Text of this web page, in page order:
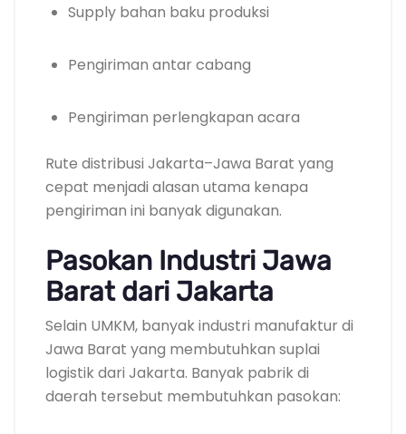
Supply bahan baku produksi
Pengiriman antar cabang
Pengiriman perlengkapan acara
Rute distribusi Jakarta–Jawa Barat yang
cepat menjadi alasan utama kenapa
pengiriman ini banyak digunakan.
Pasokan Industri Jawa
Barat dari Jakarta
Selain UMKM, banyak industri manufaktur di
Jawa Barat yang membutuhkan suplai
logistik dari Jakarta. Banyak pabrik di
daerah tersebut membutuhkan pasokan: